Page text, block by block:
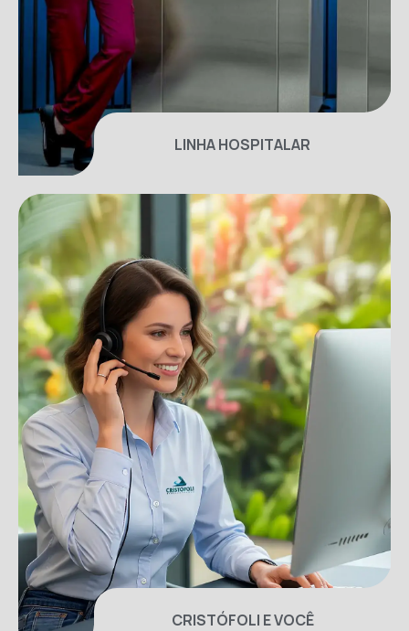
LINHA HOSPITALAR
CRISTÓFOLI E VOCÊ